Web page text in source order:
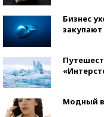
Бизнес
Модный